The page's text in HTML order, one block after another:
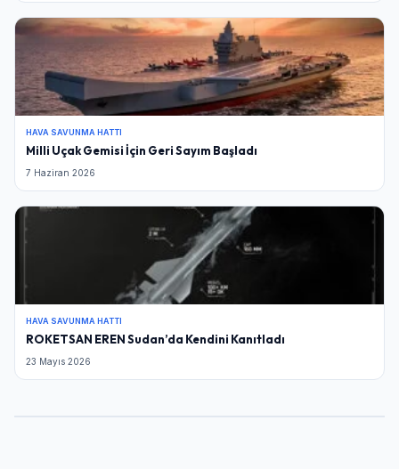
HAVA SAVUNMA HATTI
Milli Uçak Gemisi İçin Geri Sayım Başladı
7 Haziran 2026
HAVA SAVUNMA HATTI
ROKETSAN EREN Sudan’da Kendini Kanıtladı
23 Mayıs 2026